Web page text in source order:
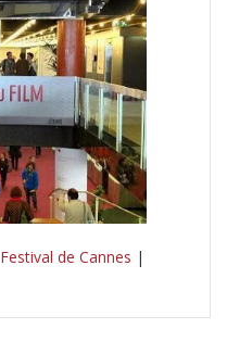
Festival de Cannes |